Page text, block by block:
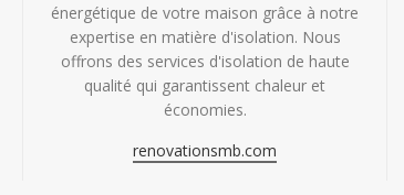
énergétique de votre maison grâce à notre
expertise en matière d'isolation. Nous
offrons des services d'isolation de haute
qualité qui garantissent chaleur et
économies.
renovationsmb.com